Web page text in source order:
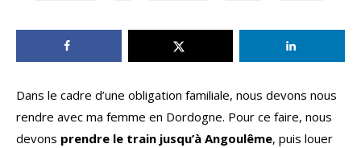
Dans le cadre d’une obligation familiale, nous devons nous
rendre avec ma femme en Dordogne. Pour ce faire, nous
devons prendre le train jusqu’à Angoulême, puis louer